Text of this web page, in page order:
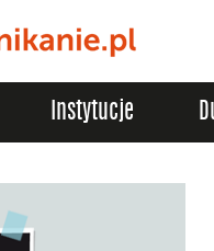
Instytucje